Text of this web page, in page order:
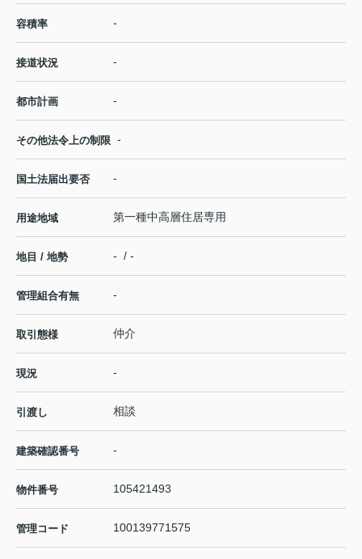
容積率 -
接道状況 -
都市計画 -
その他法令上の制限 -
国土法届出要否 -
用途地域 第一種中高層住居専用
地目 / 地勢 - / -
管理組合有無 -
取引態様 仲介
現況 -
引渡し 相談
建築確認番号 -
物件番号 105421493
管理コード 100139771575